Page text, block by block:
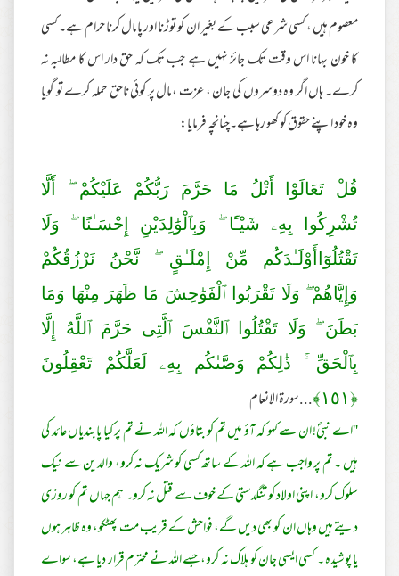
معصوم ہیں ، کسی شرعی سبب کے بغیر ان کو توڑنا اور پامال کرنا حرام ہے۔ کسی
کا خون بہانا اس وقت تک جائز نہیں ہے جب تک کہ حق دار اس کا مطالبہ نہ
کرے۔ ہاں اگر وہ دوسروں کی جان ، عزت ،مال پر کوئی ناحق حملہ کرے تو گویا
وہ خود اپنے حقوق کو کھو رہا ہے۔چنانچہ فرمایا:
قُلْ تَعَالَوْا أَتْلُ مَا حَرَّ‌مَ رَ‌بُّكُمْ عَلَيْكُمْ ۖ أَلَّا
تُشْرِ‌كُوا بِهِۦ شَيْـًٔا ۖ وَبِٱلْوَ‌ٰلِدَيْنِ إِحْسَـٰنًا ۖ وَلَا
تَقْتُلُوٓاأَوْلَـٰدَكُم مِّنْ إِمْلَـٰقٍ ۖ نَّحْنُ نَرْ‌زُقُكُمْ
وَإِيَّاهُمْ ۖ وَلَا تَقْرَ‌بُوا ٱلْفَوَ‌ٰحِشَ مَا ظَهَرَ‌ مِنْهَا وَمَا
بَطَنَ ۖ وَلَا تَقْتُلُوا ٱلنَّفْسَ ٱلَّتِى حَرَّ‌مَ ٱللَّهُ إِلَّا
بِٱلْحَقِّ ۚ ذَ‌ٰلِكُمْ وَصَّىٰكُم بِهِۦ لَعَلَّكُمْ تَعْقِلُونَ
﴿١٥١﴾...سورة الانعام
''اے نبیؐ! ان سے کہو کہ آؤ میں تم کو بتاؤں کہ اللہ نے تم پر کیا پابندیاں عائد کی
ہیں ۔ تم پر واجب ہے کہ اللہ کے ساتھ کسی کو شریک نہ کرو، والدین سے نیک
سلوک کرو، اپنی اولاد کو تنگدستی کے خوف سے قتل نہ کرو۔ ہم جہاں تم کو روزی
دیتے ہیں وہاں ان کو بھی دیں گے، فواحش کے قریب مت پھٹکو، وہ ظاہر ہوں
یا پوشیدہ ۔ کسی ایسی جان کو ہلاک نہ کرو،جسے اللہ نے محترم قرار دیا ہے، سواے